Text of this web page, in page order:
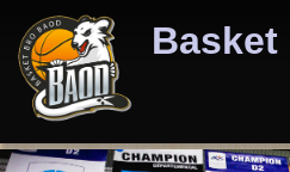
Basket
Panneau de gestion des cookies